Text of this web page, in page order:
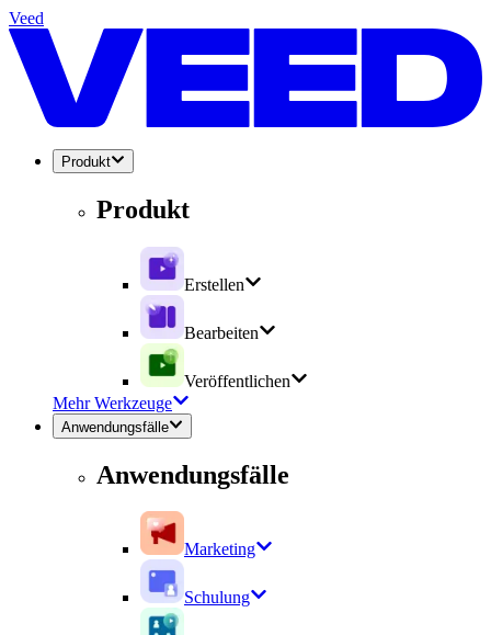
Veed
Produkt
Produkt
Erstellen
Bearbeiten
Veröffentlichen
Mehr Werkzeuge
Anwendungsfälle
Anwendungsfälle
Marketing
Schulung